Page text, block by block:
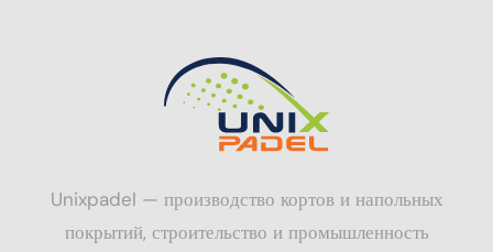
Unixpadel — производство кортов и напольных
покрытий, строительство и промышленность